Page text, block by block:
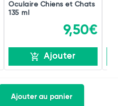
Oculaire Chiens et Chats
135 ml
9,50€
Ajouter
Ajouter au panier